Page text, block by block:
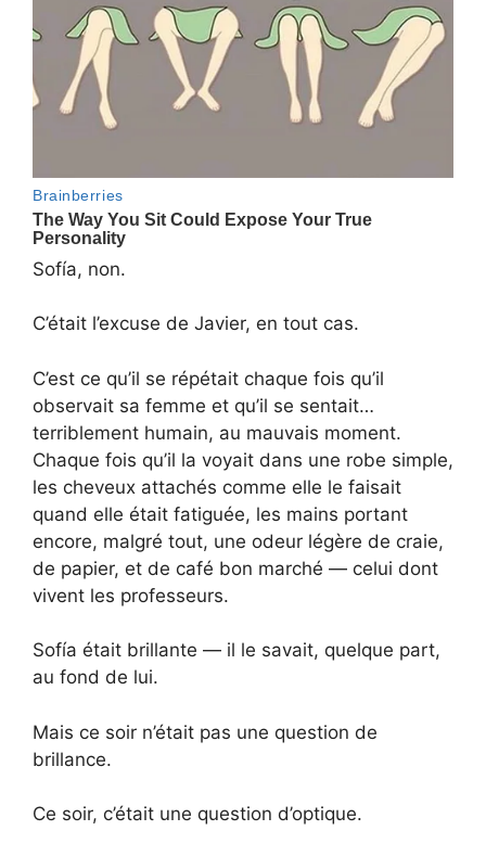
Sofía, non.
C’était l’excuse de Javier, en tout cas.
C’est ce qu’il se répétait chaque fois qu’il
observait sa femme et qu’il se sentait…
terriblement humain, au mauvais moment.
Chaque fois qu’il la voyait dans une robe simple,
les cheveux attachés comme elle le faisait
quand elle était fatiguée, les mains portant
encore, malgré tout, une odeur légère de craie,
de papier, et de café bon marché — celui dont
vivent les professeurs.
Sofía était brillante — il le savait, quelque part,
au fond de lui.
Mais ce soir n’était pas une question de
brillance.
Ce soir, c’était une question d’optique.